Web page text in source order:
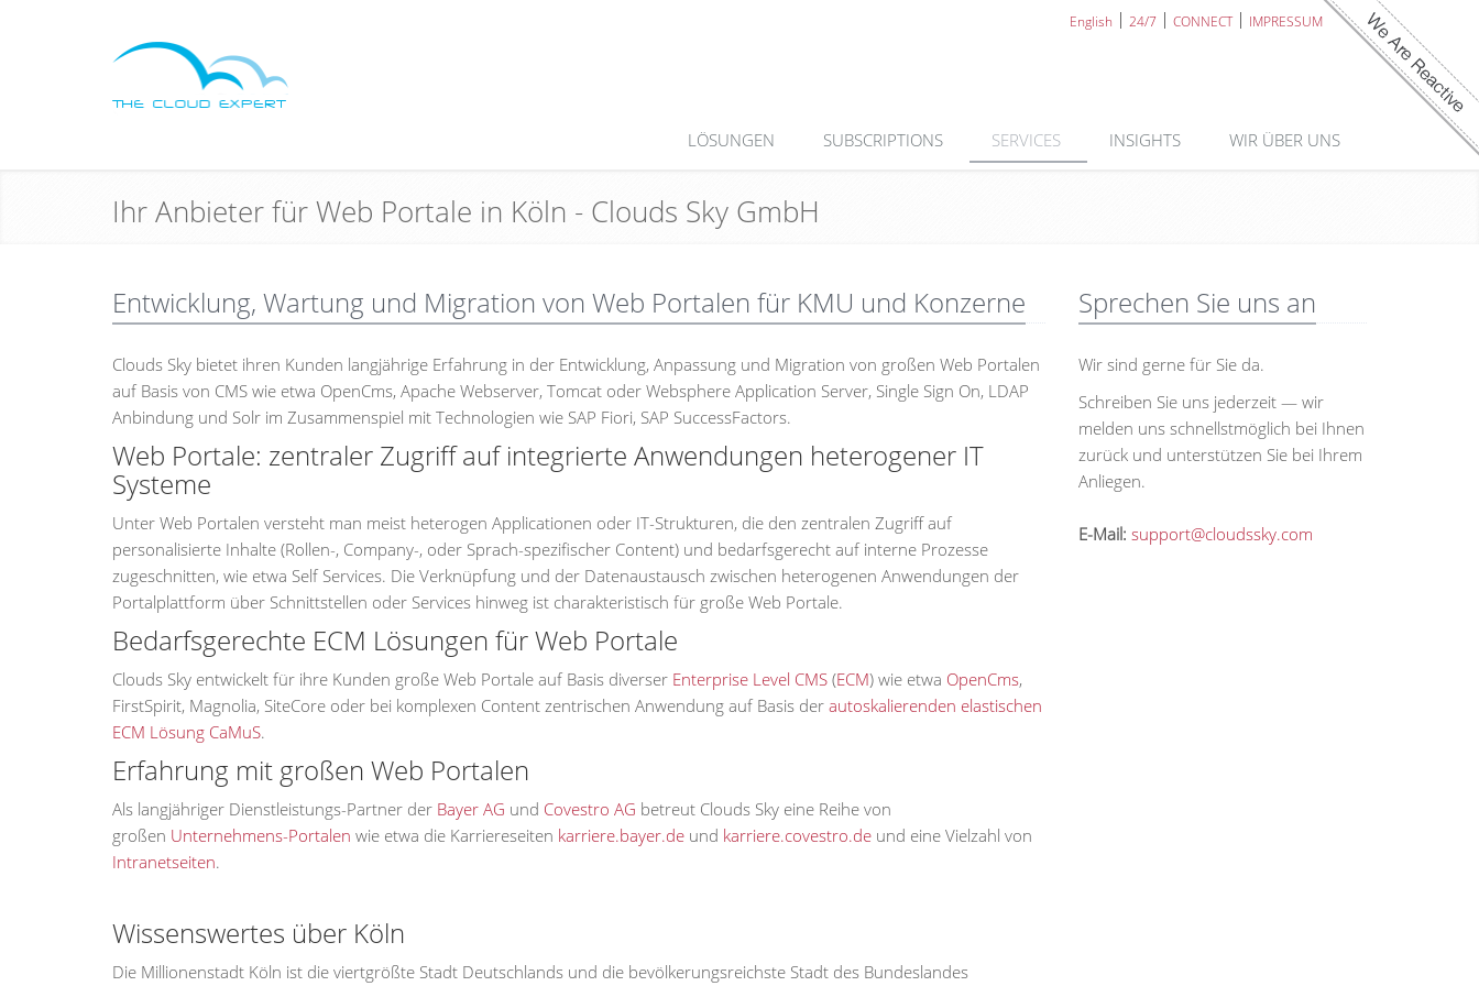
English 24/7 CONNECT IMPRESSUM
LÖSUNGEN SUBSCRIPTIONS SERVICES INSIGHTS WIR ÜBER UNS
Ihr Anbieter für Web Portale in Köln - Clouds Sky GmbH
Entwicklung, Wartung und Migration von Web Portalen für KMU und Konzerne
Clouds Sky bietet ihren Kunden langjährige Erfahrung in der Entwicklung, Anpassung und Migration von großen Web Portalen
auf Basis von CMS wie etwa OpenCms, Apache Webserver, Tomcat oder Websphere Application Server, Single Sign On, LDAP
Anbindung und Solr im Zusammenspiel mit Technologien wie SAP Fiori, SAP SuccessFactors.
Web Portale: zentraler Zugriff auf integrierte Anwendungen heterogener IT
Systeme
Unter Web Portalen versteht man meist heterogen Applicationen oder IT-Strukturen, die den zentralen Zugriff auf
personalisierte Inhalte (Rollen-, Company-, oder Sprach-spezifischer Content) und bedarfsgerecht auf interne Prozesse
zugeschnitten, wie etwa Self Services. Die Verknüpfung und der Datenaustausch zwischen heterogenen Anwendungen der
Portalplattform über Schnittstellen oder Services hinweg ist charakteristisch für große Web Portale.
Bedarfsgerechte ECM Lösungen für Web Portale
Clouds Sky entwickelt für ihre Kunden große Web Portale auf Basis diverser Enterprise Level CMS (ECM) wie etwa OpenCms,
FirstSpirit, Magnolia, SiteCore oder bei komplexen Content zentrischen Anwendung auf Basis der autoskalierenden elastischen
ECM Lösung CaMuS.
Erfahrung mit großen Web Portalen
Als langjähriger Dienstleistungs-Partner der Bayer AG und Covestro AG betreut Clouds Sky eine Reihe von
großen Unternehmens-Portalen wie etwa die Karriereseiten karriere.bayer.de und karriere.covestro.de und eine Vielzahl von
Intranetseiten.
Wissenswertes über Köln
Die Millionenstadt Köln ist die viertgrößte Stadt Deutschlands und die bevölkerungsreichste Stadt des Bundeslandes
Sprechen Sie uns an
Wir sind gerne für Sie da.
Schreiben Sie uns jederzeit — wir
melden uns schnellstmöglich bei Ihnen
zurück und unterstützen Sie bei Ihrem
Anliegen.
E-Mail: support@cloudssky.com